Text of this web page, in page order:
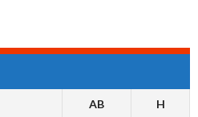
AB H